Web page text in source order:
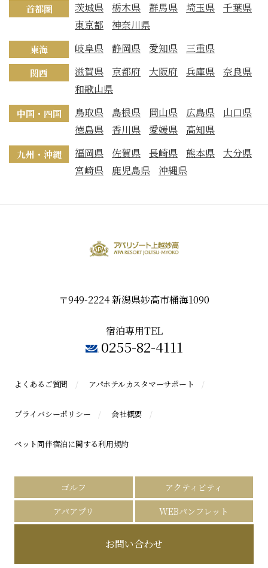
首都圏 茨城県 栃木県 群馬県 埼玉県
千葉県
東京都
神奈川県
東海 岐阜県 静岡県 愛知県 三重県
関西 滋賀県 京都府 大阪府 兵庫県
奈良県
和歌山県
中国・四国 鳥取県 島根県 岡山県 広島県
山口県
徳島県
香川県 愛媛県 高知県
九州・沖縄 福岡県 佐賀県 長崎県 熊本県
大分県
宮崎県
鹿児島県 沖縄県
〒949-2224 新潟県妙高市桶海1090
宿泊専用TEL
0255-82-4111
よくあるご質問 アパホテルカスタマーサポート
プライバシーポリシー 会社概要
ペット同伴宿泊に関する利用規約
ゴルフ
アクティビティ
アパアプリ
WEBパンフレット
お問い合わせ